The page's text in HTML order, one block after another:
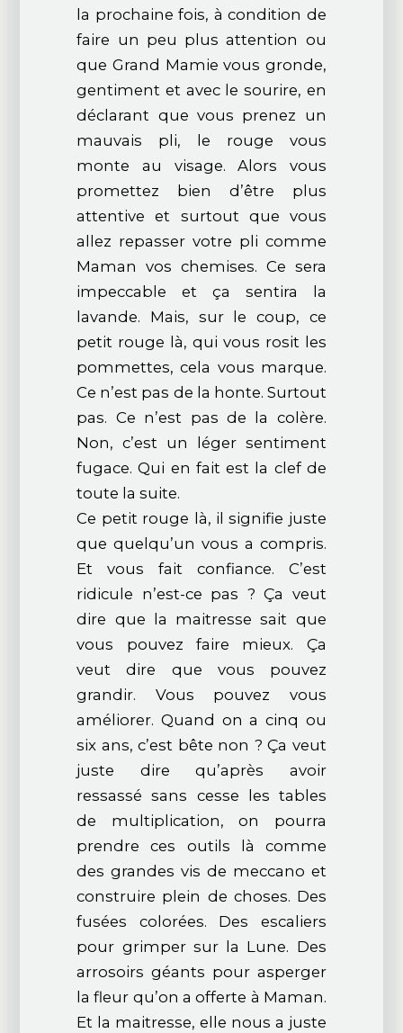
la prochaine fois, à condition de
faire un peu plus attention ou
que Grand Mamie vous gronde,
gentiment et avec le sourire, en
déclarant que vous prenez un
mauvais pli, le rouge vous
monte au visage. Alors vous
promettez bien d’être plus
attentive et surtout que vous
allez repasser votre pli comme
Maman vos chemises. Ce sera
impeccable et ça sentira la
lavande. Mais, sur le coup, ce
petit rouge là, qui vous rosit les
pommettes, cela vous marque.
Ce n’est pas de la honte. Surtout
pas. Ce n’est pas de la colère.
Non, c’est un léger sentiment
fugace. Qui en fait est la clef de
toute la suite.
Ce petit rouge là, il signifie juste
que quelqu’un vous a compris.
Et vous fait confiance. C’est
ridicule n’est-ce pas ? Ça veut
dire que la maitresse sait que
vous pouvez faire mieux. Ça
veut dire que vous pouvez
grandir. Vous pouvez vous
améliorer. Quand on a cinq ou
six ans, c’est bête non ? Ça veut
juste dire qu’après avoir
ressassé sans cesse les tables
de multiplication, on pourra
prendre ces outils là comme
des grandes vis de meccano et
construire plein de choses. Des
fusées colorées. Des escaliers
pour grimper sur la Lune. Des
arrosoirs géants pour asperger
la fleur qu’on a offerte à Maman.
Et la maitresse, elle nous a juste